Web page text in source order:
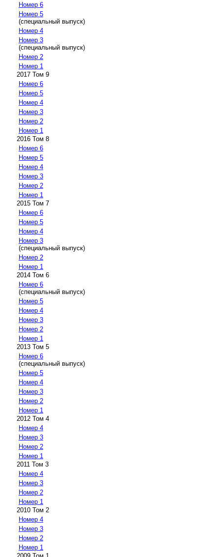
Номер 6
Номер 5
(специальный выпуск)
Номер 4
Номер 3
(специальный выпуск)
Номер 2
Номер 1
2017 Том 9
Номер 6
Номер 5
Номер 4
Номер 3
Номер 2
Номер 1
2016 Том 8
Номер 6
Номер 5
Номер 4
Номер 3
Номер 2
Номер 1
2015 Том 7
Номер 6
Номер 5
Номер 4
Номер 3
(специальный выпуск)
Номер 2
Номер 1
2014 Том 6
Номер 6
(специальный выпуск)
Номер 5
Номер 4
Номер 3
Номер 2
Номер 1
2013 Том 5
Номер 6
(специальный выпуск)
Номер 5
Номер 4
Номер 3
Номер 2
Номер 1
2012 Том 4
Номер 4
Номер 3
Номер 2
Номер 1
2011 Том 3
Номер 4
Номер 3
Номер 2
Номер 1
2010 Том 2
Номер 4
Номер 3
Номер 2
Номер 1